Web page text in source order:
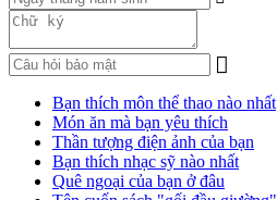
Bạn thích môn thể thao nào nhất
Món ăn mà bạn yêu thích
Thần tượng điện ảnh của bạn
Bạn thích nhạc sỹ nào nhất
Quê ngoại của bạn ở đâu